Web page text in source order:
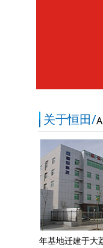
年基地迁建于大
关于恒田/